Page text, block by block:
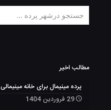
جستجو
مطالب اخیر
پرده مینیمال برای خانه مینیمالی
29 فروردین 1404